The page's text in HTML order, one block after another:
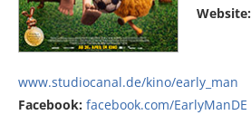
Website:
www.studiocanal.de/kino/early_man
Facebook: facebook.com/EarlyManDE